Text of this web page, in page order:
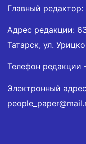
Главный
Адрес редакции:
Татарск, ул.
Телефон
Электронный